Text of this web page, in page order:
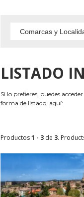
LISTADO
Si lo prefieres, puedes
forma de listado, aquí:
Productos1 - 3 de 3.